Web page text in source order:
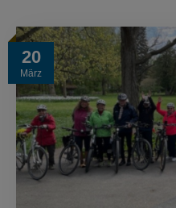
20
März